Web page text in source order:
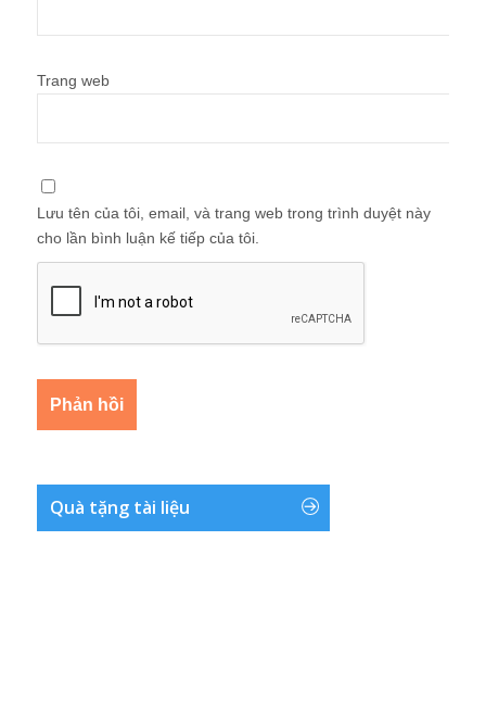
Trang web
Lưu tên của tôi, email, và trang web trong trình duyệt này
cho lần bình luận kế tiếp của tôi.
Quà tặng tài liệu